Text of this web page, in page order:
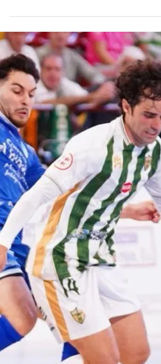
de reojo al play off a falta de tres
para el final El Córdoba Club de Fútbol
sigue empeñado en romper cualquier
lógica establecida. Hace apenas seis
semanas, el ambiente alrededor del
conjunto blanquiverde estaba marcado
por la resignación, las dudas y la
necesidad urgente de escapar
definitivamente de la zona baja. Hoy, sin
embargo, la situación es completamente
distinta. El equipo dirigid